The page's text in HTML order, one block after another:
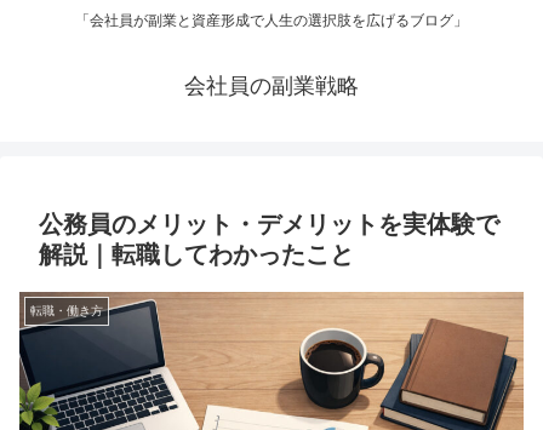
「会社員が副業と資産形成で人生の選択肢を広げるブログ」
会社員の副業戦略
公務員のメリット・デメリットを実体験で
解説｜転職してわかったこと
転職・働き方